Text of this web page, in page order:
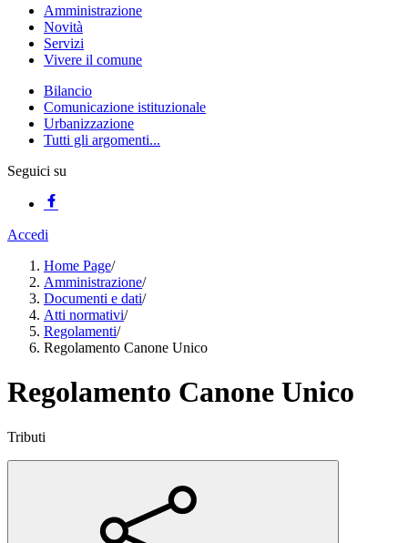
Amministrazione
Novità
Servizi
Vivere il comune
Bilancio
Comunicazione istituzionale
Urbanizzazione
Tutti gli argomenti...
Seguici su
Accedi
Home Page/
Amministrazione/
Documenti e dati/
Atti normativi/
Regolamenti/
Regolamento Canone Unico
Regolamento Canone Unico
Tributi